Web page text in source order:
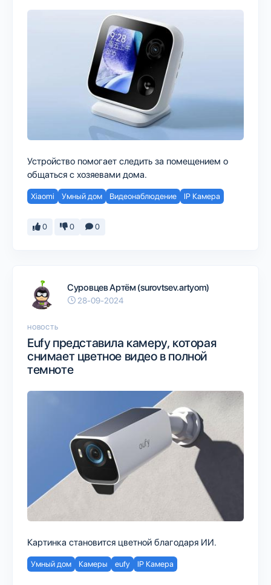
Устройство помогает следить за помещением о
общаться с хозяевами дома.
Xiaomi Умный дом Видеонаблюдение IP Камера
0 0 0
Суровцев Артём (surovtsev.artyom)
28-09-2024
НОВОСТЬ
Eufy представила камеру, которая
снимает цветное видео в полной
темноте
Картинка становится цветной благодаря ИИ.
Умный дом Камеры eufy IP Камера